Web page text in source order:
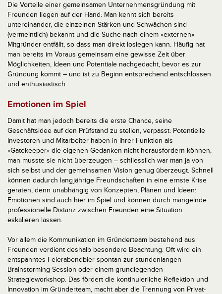
Die Vorteile einer gemeinsamen Unternehmensgründung mit
Freunden liegen auf der Hand: Man kennt sich bereits
untereinander, die einzelnen Stärken und Schwächen sind
(vermeintlich) bekannt und die Suche nach einem «externen»
Mitgründer entfällt, so dass man direkt loslegen kann. Häufig hat
man bereits im Voraus gemeinsam eine gewisse Zeit über
Möglichkeiten, Ideen und Potentiale nachgedacht, bevor es zur
Gründung kommt – und ist zu Beginn entsprechend entschlossen
und enthusiastisch.
Emotionen im Spiel
Damit hat man jedoch bereits die erste Chance, seine
Geschäftsidee auf den Prüfstand zu stellen, verpasst: Potentielle
Investoren und Mitarbeiter haben in ihrer Funktion als
«Gatekeeper» die eigenen Gedanken nicht herausfordern können,
man musste sie nicht überzeugen – schliesslich war man ja von
sich selbst und der gemeinsamen Vision genug überzeugt. Schnell
können dadurch langjährige Freundschaften in eine ernste Krise
geraten, denn unabhängig von Konzepten, Plänen und Ideen:
Emotionen sind auch hier im Spiel und können durch mangelnde
professionelle Distanz zwischen Freunden eine Situation
eskalieren lassen.
Vor allem die Kommunikation im Gründerteam bestehend aus
Freunden verdient deshalb besondere Beachtung. Oft wird ein
entspanntes Feierabendbier spontan zur stundenlangen
Brainstorming-Session oder einem grundlegenden
Strategieworkshop. Das fördert die kontinuierliche Reflektion und
Innovation im Gründerteam, macht aber die Trennung von Privat-